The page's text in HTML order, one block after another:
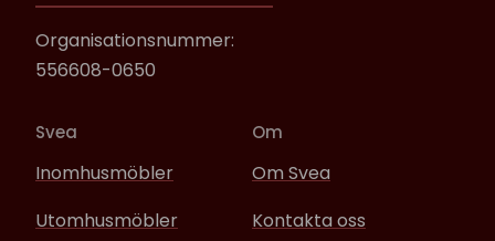
Organisationsnummer:
556608-0650
Svea
Inomhusmöbler
Utomhusmöbler
Om
Om Svea
Kontakta oss